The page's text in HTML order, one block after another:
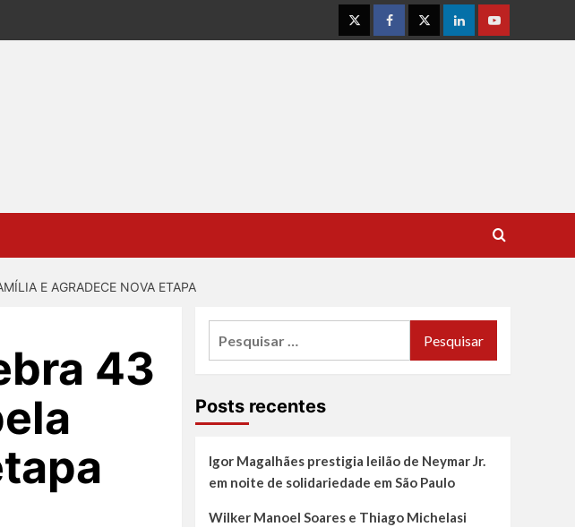
InstagramFacebookTwitterLinkedinYoutube
E AGRADECE NOVA ETAPA
43
Posts recentes
Igor Magalhães prestigia leilão de Neymar Jr.
em noite de solidariedade em São Paulo
Wilker Manoel Soares e Thiago Michelasi